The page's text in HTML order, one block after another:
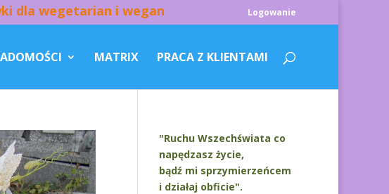
dla wegetarian i wegan Logowanie
MATRIX PRACA Z KLIENTAMI
"Ruchu Wszechświata co
napędzasz życie,
bądź mi sprzymierzeńcem
i działaj obficie".